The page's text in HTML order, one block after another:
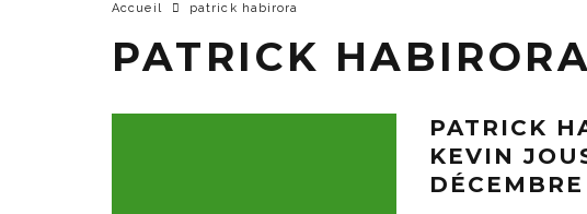
Accueil patrick habirora
PATRICK HABIRORA
PATRICK
KEVIN
DÉCEMBRE